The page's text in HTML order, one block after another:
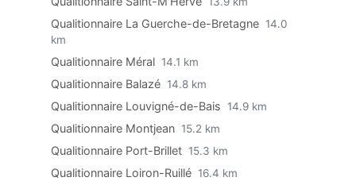
Qualitionnaire La Guerche-de-Bretagne 14.0
km
Qualitionnaire Méral 14.1 km
Qualitionnaire Balazé 14.8 km
Qualitionnaire Louvigné-de-Bais 14.9 km
Qualitionnaire Montjean 15.2 km
Qualitionnaire Port-Brillet 15.3 km
Qualitionnaire Loiron-Ruillé 16.4 km